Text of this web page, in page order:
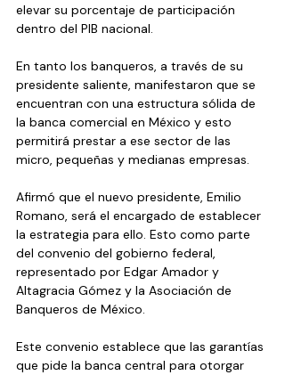
elevar su porcentaje de participación
dentro del PIB nacional.
En tanto los banqueros, a través de su
presidente saliente, manifestaron que se
encuentran con una estructura sólida de
la banca comercial en México y esto
permitirá prestar a ese sector de las
micro, pequeñas y medianas empresas.
Afirmó que el nuevo presidente, Emilio
Romano, será el encargado de establecer
la estrategia para ello. Esto como parte
del convenio del gobierno federal,
representado por Edgar Amador y
Altagracia Gómez y la Asociación de
Banqueros de México.
Este convenio establece que las garantías
que pide la banca central para otorgar